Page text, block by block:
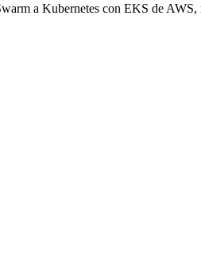
a Kubernetes con EKS de